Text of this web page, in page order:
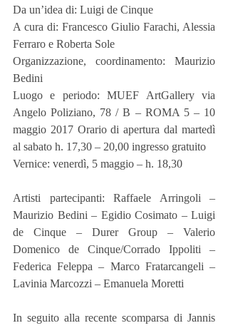
Da un’idea di: Luigi de Cinque
A cura di: Francesco Giulio Farachi, Alessia
Ferraro e Roberta Sole
Organizzazione, coordinamento: Maurizio
Bedini
Luogo e periodo: MUEF ArtGallery via
Angelo Poliziano, 78 / B – ROMA 5 – 10
maggio 2017 Orario di apertura dal martedì
al sabato h. 17,30 – 20,00 ingresso gratuito
Vernice: venerdì, 5 maggio – h. 18,30
Artisti partecipanti: Raffaele Arringoli –
Maurizio Bedini – Egidio Cosimato – Luigi
de Cinque – Durer Group – Valerio
Domenico de Cinque/Corrado Ippoliti –
Federica Feleppa – Marco Fratarcangeli –
Lavinia Marcozzi – Emanuela Moretti
In seguito alla recente scomparsa di Jannis